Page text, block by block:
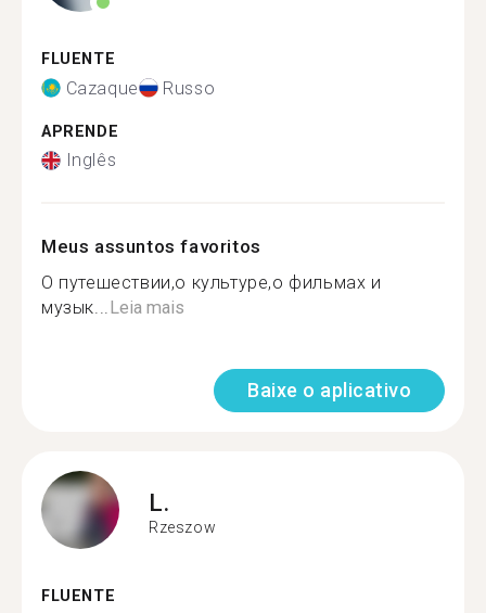
FLUENTE
Cazaque Russo
APRENDE
Inglês
Meus assuntos favoritos
О путешествии,о культуре,о фильмах и
музык...Leia mais
Baixe o aplicativo
L.
Rzeszow
FLUENTE